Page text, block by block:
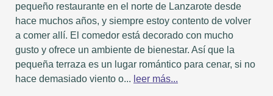
pequeño restaurante en el norte de Lanzarote desde
hace muchos años, y siempre estoy contento de volver
a comer allí. El comedor está decorado con mucho
gusto y ofrece un ambiente de bienestar. Así que la
pequeña terraza es un lugar romántico para cenar, si no
hace demasiado viento o... leer más...